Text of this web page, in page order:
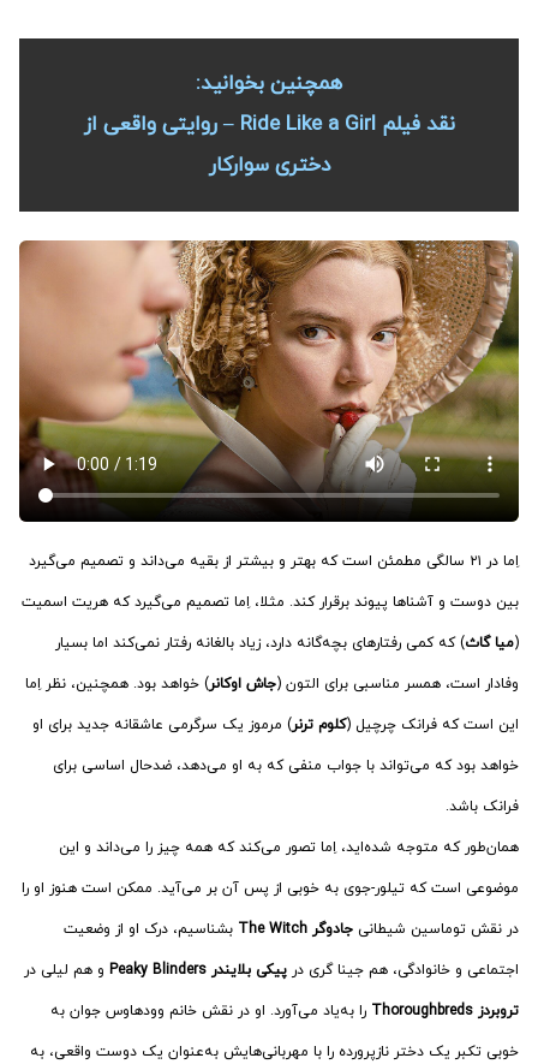
همچنین بخوانید:
نقد فیلم Ride Like a Girl – روایتی واقعی از
دختری سوارکار
اِما در ۲۱ سالگی مطمئن است که بهتر و بیشتر از بقیه می‌داند و تصمیم می‌گیرد
بین دوست و آشناها پیوند برقرار کند. مثلا، اِما تصمیم می‌گیرد که هریت اسمیت
(میا گاث) که کمی رفتارهای بچه‌گانه دارد، زیاد بالغانه رفتار نمی‌کند اما بسیار
وفادار است، همسر مناسبی برای التون (جاش اوکانر) خواهد بود. همچنین، نظر اِما
این است که فرانک چرچیل (کلوم ترنر) مرموز یک سرگرمی عاشقانه جدید برای او
خواهد بود که می‌تواند با جواب منفی که به او می‌دهد، ضدحال اساسی برای
فرانک باشد.
همان‌طور که متوجه شده‌اید، اِما تصور می‌کند که همه چیز را می‌داند و این
موضوعی است که تیلور-جوی به خوبی از پس آن بر می‌آید. ممکن است هنوز او را
در نقش توماسین شیطانی جادوگر The Witch بشناسیم، درک او از وضعیت
اجتماعی و خانوادگی، هم جینا گری در پیکی بلایندر Peaky Blinders و هم لیلی در
تروبردز Thoroughbreds را به‌یاد می‌آورد. او در نقش خانم وودهاوس جوان به
خوبی تکبر یک دختر نازپرورده را با مهربانی‌‌هایش به‌عنوان یک دوست واقعی، به